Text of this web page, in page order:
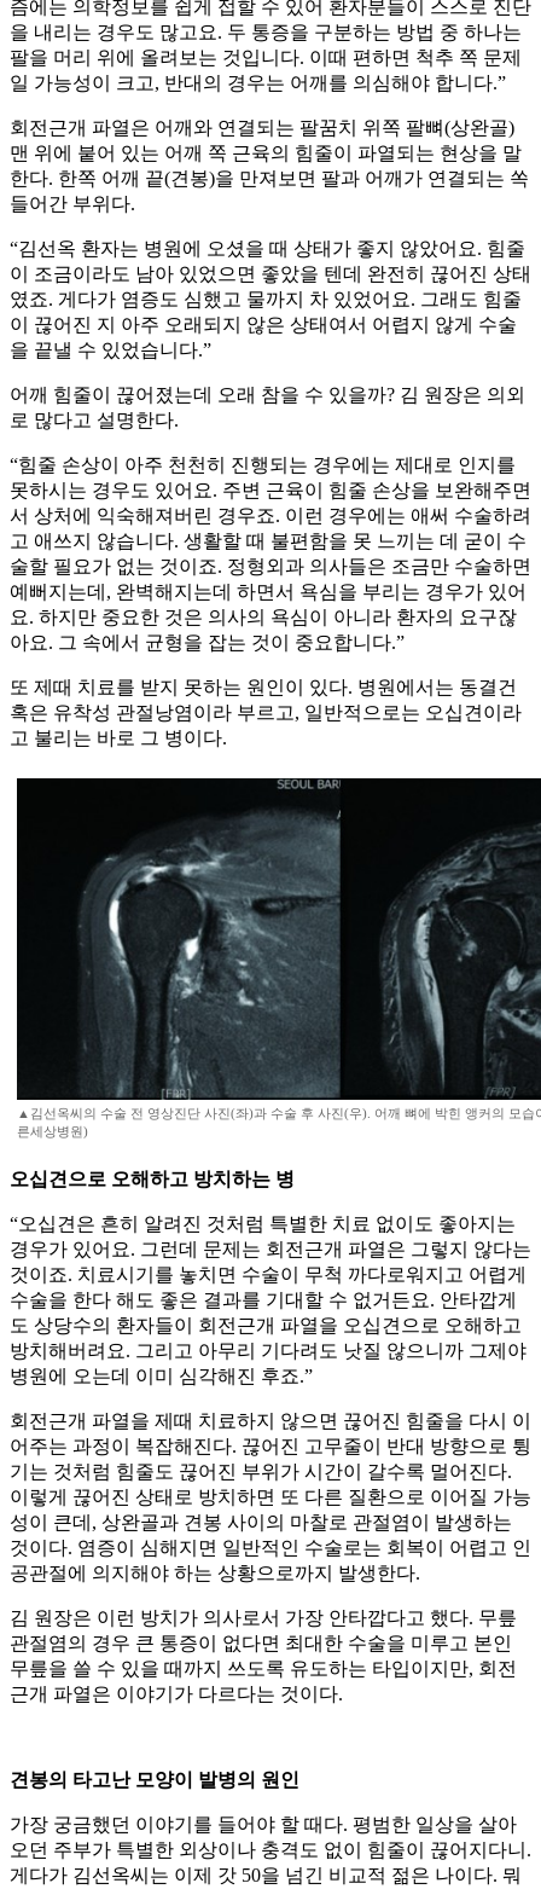
즘에는 의학정보를 쉽게 접할 수 있어 환자분들이 스스로 진단
을 내리는 경우도 많고요. 두 통증을 구분하는 방법 중 하나는
팔을 머리 위에 올려보는 것입니다. 이때 편하면 척추 쪽 문제
일 가능성이 크고, 반대의 경우는 어깨를 의심해야 합니다.”
회전근개 파열은 어깨와 연결되는 팔꿈치 위쪽 팔뼈(상완골)
맨 위에 붙어 있는 어깨 쪽 근육의 힘줄이 파열되는 현상을 말
한다. 한쪽 어깨 끝(견봉)을 만져보면 팔과 어깨가 연결되는 쏙
들어간 부위다.
“김선옥 환자는 병원에 오셨을 때 상태가 좋지 않았어요. 힘줄
이 조금이라도 남아 있었으면 좋았을 텐데 완전히 끊어진 상태
였죠. 게다가 염증도 심했고 물까지 차 있었어요. 그래도 힘줄
이 끊어진 지 아주 오래되지 않은 상태여서 어렵지 않게 수술
을 끝낼 수 있었습니다.”
어깨 힘줄이 끊어졌는데 오래 참을 수 있을까? 김 원장은 의외
로 많다고 설명한다.
“힘줄 손상이 아주 천천히 진행되는 경우에는 제대로 인지를
못하시는 경우도 있어요. 주변 근육이 힘줄 손상을 보완해주면
서 상처에 익숙해져버린 경우죠. 이런 경우에는 애써 수술하려
고 애쓰지 않습니다. 생활할 때 불편함을 못 느끼는 데 굳이 수
술할 필요가 없는 것이죠. 정형외과 의사들은 조금만 수술하면
예뻐지는데, 완벽해지는데 하면서 욕심을 부리는 경우가 있어
요. 하지만 중요한 것은 의사의 욕심이 아니라 환자의 요구잖
아요. 그 속에서 균형을 잡는 것이 중요합니다.”
또 제때 치료를 받지 못하는 원인이 있다. 병원에서는 동결건
혹은 유착성 관절낭염이라 부르고, 일반적으로는 오십견이라
고 불리는 바로 그 병이다.
▲김선옥씨의 수술 전 영상진단 사진(좌)과 수술 후 사진(우). 어깨 뼈에 박힌 앵커의 모습
른세상병원)
오십견으로 오해하고 방치하는 병
“오십견은 흔히 알려진 것처럼 특별한 치료 없이도 좋아지는
경우가 있어요. 그런데 문제는 회전근개 파열은 그렇지 않다는
것이죠. 치료시기를 놓치면 수술이 무척 까다로워지고 어렵게
수술을 한다 해도 좋은 결과를 기대할 수 없거든요. 안타깝게
도 상당수의 환자들이 회전근개 파열을 오십견으로 오해하고
방치해버려요. 그리고 아무리 기다려도 낫질 않으니까 그제야
병원에 오는데 이미 심각해진 후죠.”
회전근개 파열을 제때 치료하지 않으면 끊어진 힘줄을 다시 이
어주는 과정이 복잡해진다. 끊어진 고무줄이 반대 방향으로 튕
기는 것처럼 힘줄도 끊어진 부위가 시간이 갈수록 멀어진다.
이렇게 끊어진 상태로 방치하면 또 다른 질환으로 이어질 가능
성이 큰데, 상완골과 견봉 사이의 마찰로 관절염이 발생하는
것이다. 염증이 심해지면 일반적인 수술로는 회복이 어렵고 인
공관절에 의지해야 하는 상황으로까지 발생한다.
김 원장은 이런 방치가 의사로서 가장 안타깝다고 했다. 무릎
관절염의 경우 큰 통증이 없다면 최대한 수술을 미루고 본인
무릎을 쓸 수 있을 때까지 쓰도록 유도하는 타입이지만, 회전
근개 파열은 이야기가 다르다는 것이다.
견봉의 타고난 모양이 발병의 원인
가장 궁금했던 이야기를 들어야 할 때다. 평범한 일상을 살아
오던 주부가 특별한 외상이나 충격도 없이 힘줄이 끊어지다니.
게다가 김선옥씨는 이제 갓 50을 넘긴 비교적 젊은 나이다. 뭐